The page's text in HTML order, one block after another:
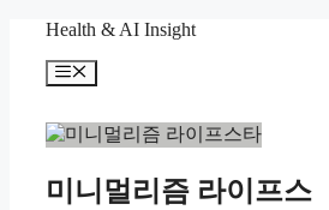
Health & AI Insight
메
미니멀리즘 라이프스